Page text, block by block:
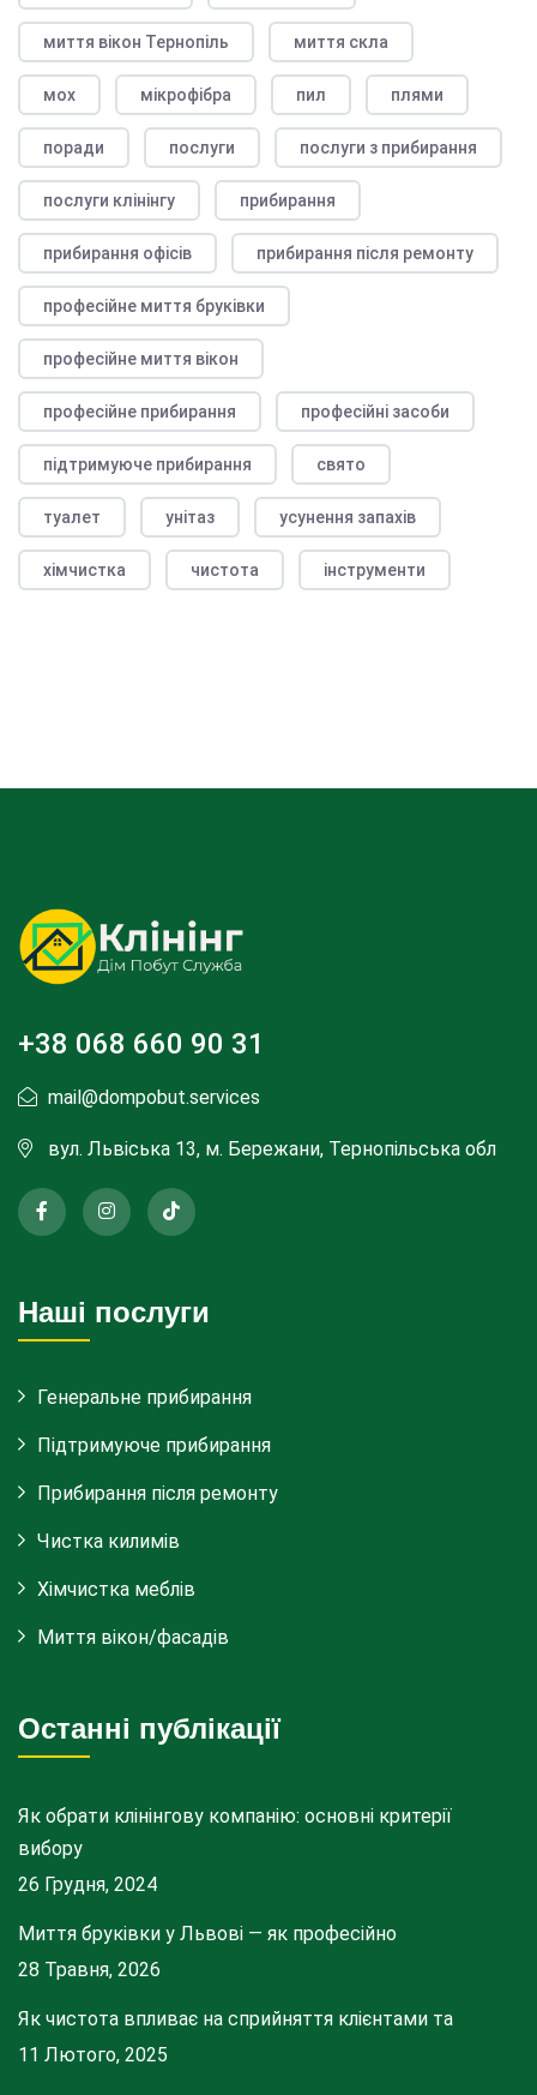
миття вікон Тернопіль миття скла
мох мікрофібра пил плями
поради послуги послуги з прибирання
послуги клінінгу прибирання
прибирання офісів прибирання після ремонту
професійне миття бруківки
професійне миття вікон
професійне прибирання професійні засоби
підтримуюче прибирання свято
туалет унітаз усунення запахів
хімчистка чистота інструменти
+38 068 660 90 31
mail@dompobut.services
вул. Львіська 13, м. Бережани, Тернопільська обл
Наші послуги
Генеральне прибирання
Підтримуюче прибирання
Прибирання після ремонту
Чистка килимів
Хімчистка меблів
Миття вікон/фасадів
Останні публікації
Як обрати клінінгову компанію: основні критерії
вибору
26 Грудня, 2024
Миття бруківки у Львові — як професійно
28 Травня, 2026
Як чистота впливає на сприйняття клієнтами та
11 Лютого, 2025